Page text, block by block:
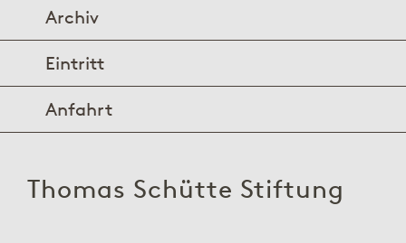
Archiv
Eintritt
Anfahrt
Thomas Schütte Stiftung